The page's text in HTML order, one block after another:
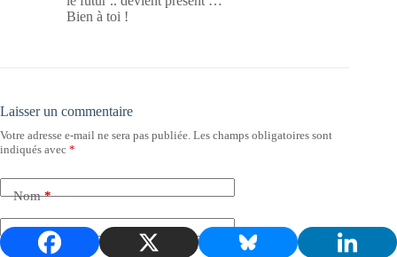
Bien à toi !
Laisser un commentaire
Votre adresse e-mail ne sera pas publiée. Les champs obligatoires sont
indiqués avec *
Nom*
E-mail*